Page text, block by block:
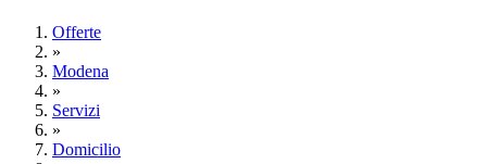
Offerte
»
Modena
»
Servizi
»
Domicilio